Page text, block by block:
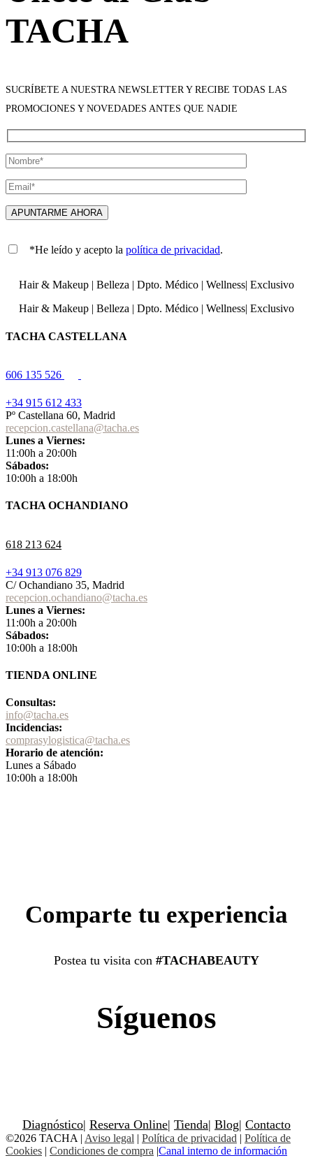
TACHA
SUCRÍBETE A NUESTRA NEWSLETTER Y RECIBE TODAS LAS
PROMOCIONES Y NOVEDADES ANTES QUE NADIE
*He leído y acepto la política de privacidad.
Hair & Makeup Belleza Dpto. Médico Wellness Exclusivo
Hair & Makeup
Belleza Dpto. Médico Wellness Exclusivo
TACHA CASTELLANA
606 135 526
+34 915 612 433
Pº Castellana 60, Madrid
recepcion.castellana@tacha.es
Lunes a Viernes:
11:00h a 20:00h
Sábados:
10:00h a 18:00h
TACHA OCHANDIANO
618 213 624
+34 913 076 829
C/ Ochandiano 35, Madrid
recepcion.ochandiano@tacha.es
Lunes a Viernes:
11:00h a 20:00h
Sábados:
10:00h a 18:00h
TIENDA ONLINE
Consultas:
info@tacha.es
Incidencias:
comprasylogistica@tacha.es
Horario de atención:
Lunes a Sábado
10:00h a 18:00h
Comparte tu experiencia
Postea tu visita con #TACHABEAUTY
Síguenos
Diagnóstico| Reserva Online| Tienda| Blog| Contacto
©2026 TACHA | Aviso legal | Política de privacidad | Política de
Cookies | Condiciones de compra |Canal interno de información